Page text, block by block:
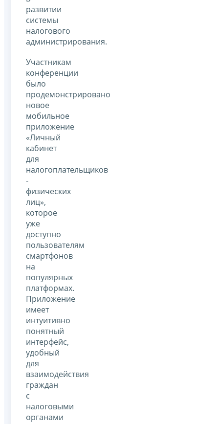
развитии
системы
налогового
администрирования.
Участникам
конференции
было
продемонстрировано
новое
мобильное
приложение
«Личный
кабинет
для
налогоплательщиков
-
физических
лиц»,
которое
уже
доступно
пользователям
смартфонов
на
популярных
платформах.
Приложение
имеет
интуитивно
понятный
интерфейс,
удобный
для
взаимодействия
граждан
с
налоговыми
органами